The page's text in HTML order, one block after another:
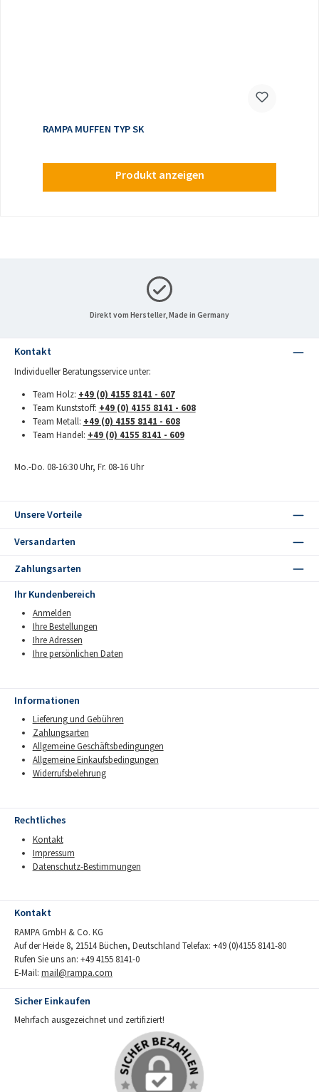
RAMPA MUFFEN TYP SK
Produkt anzeigen
Direkt vom Hersteller, Made in Germany
Kontakt
Individueller Beratungsservice unter:
Team Holz: +49 (0) 4155 8141 - 607
Team Kunststoff: +49 (0) 4155 8141 - 608
Team Metall: +49 (0) 4155 8141 - 608
Team Handel: +49 (0) 4155 8141 - 609
Mo.-Do. 08-16:30 Uhr, Fr. 08-16 Uhr
Unsere Vorteile
Versandarten
Zahlungsarten
Ihr Kundenbereich
Anmelden
Ihre Bestellungen
Ihre Adressen
Ihre persönlichen Daten
Informationen
Lieferung und Gebühren
Zahlungsarten
Allgemeine Geschäftsbedingungen
Allgemeine Einkaufsbedingungen
Widerrufsbelehrung
Rechtliches
Kontakt
Impressum
Datenschutz-Bestimmungen
Kontakt
RAMPA GmbH & Co. KG
Auf der Heide 8, 21514 Büchen, Deutschland Telefax: +49 (0)4155 8141-80
Rufen Sie uns an: +49 4155 8141-0
E-Mail: mail@rampa.com
Sicher Einkaufen
Mehrfach ausgezeichnet und zertifiziert!